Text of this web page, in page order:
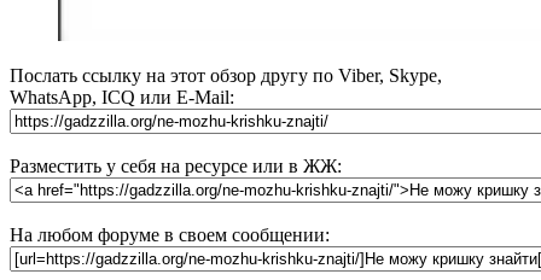
Послать ссылку на этот обзор другу по Viber, Skype,
WhatsApp, ICQ или E-Mail:
Разместить у себя на ресурсе или в ЖЖ:
На любом форуме в своем сообщении: